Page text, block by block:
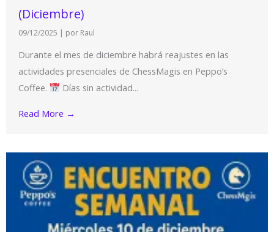
(Diciembre)
09/12/2025 | por Raul
Durante el mes de diciembre habrá reajustes en las
actividades presenciales de ChessMagis en Peppo’s
Coffee.
Días sin actividad...
Read More →